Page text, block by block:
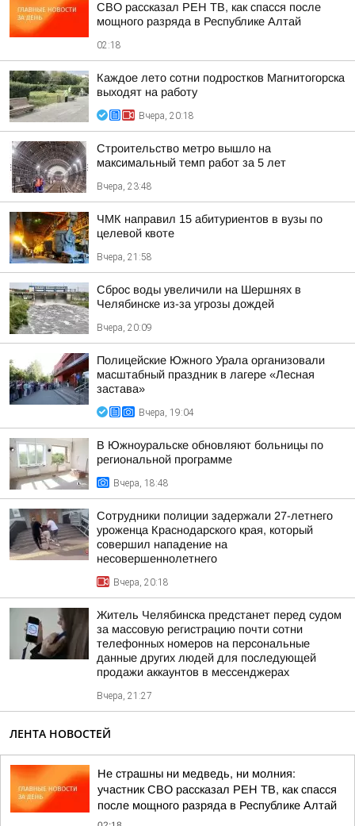
СВО рассказал РЕН ТВ, как спасся после
мощного разряда в Республике Алтай
02:18
Каждое лето сотни подростков Магнитогорска
выходят на работу
Вчера, 20:18
Строительство метро вышло на
максимальный темп работ за 5 лет
Вчера, 23:48
ЧМК направил 15 абитуриентов в вузы по
целевой квоте
Вчера, 21:58
Сброс воды увеличили на Шершнях в
Челябинске из-за угрозы дождей
Вчера, 20:09
Полицейские Южного Урала организовали
масштабный праздник в лагере «Лесная
застава»
Вчера, 19:04
В Южноуральске обновляют больницы по
региональной программе
Вчера, 18:48
Сотрудники полиции задержали 27-летнего
уроженца Краснодарского края, который
совершил нападение на
несовершеннолетнего
Вчера, 20:18
Житель Челябинска предстанет перед судом
за массовую регистрацию почти сотни
телефонных номеров на персональные
данные других людей для последующей
продажи аккаунтов в мессенджерах
Вчера, 21:27
ЛЕНТА НОВОСТЕЙ
Не страшны ни медведь, ни молния:
участник СВО рассказал РЕН ТВ, как спасся
после мощного разряда в Республике Алтай